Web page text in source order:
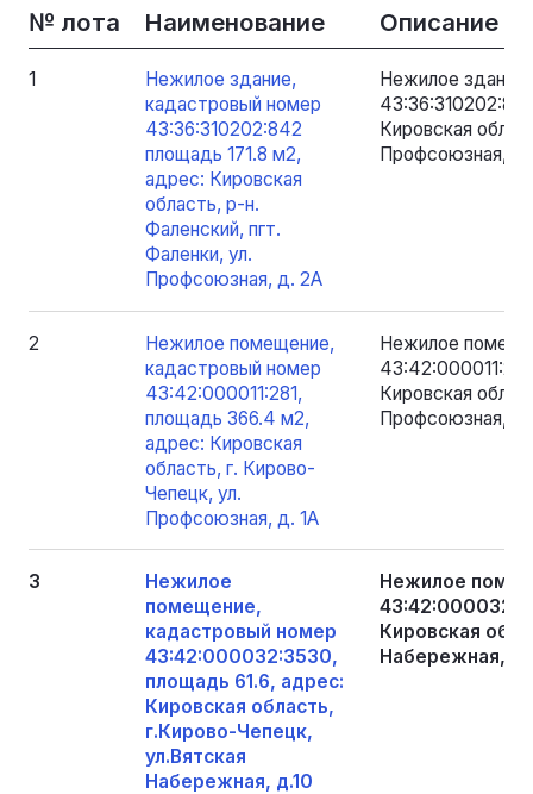
№ лота Наименование Описание
1
Нежилое здание,
кадастровый номер
43:36:310202:842
площадь 171.8 м2,
адрес: Кировская
область, р-н.
Фаленский, пгт.
Фаленки, ул.
Профсоюзная, д. 2А
Нежилое
Кировская
Профсоюзная,
2
Нежилое помещение,
кадастровый номер
43:42:000011:281,
площадь 366.4 м2,
адрес: Кировская
область, г. Кирово-
Чепецк, ул.
Профсоюзная, д. 1А
Нежилое
Кировская
Профсоюзная, д.
3
Нежилое
помещение,
кадастровый номер
43:42:000032:3530,
площадь 61.6, адрес:
Кировская область,
г.Кирово-Чепецк,
ул.Вятская
Набережная, д.10
Нежилое
Кировская
Набережная,